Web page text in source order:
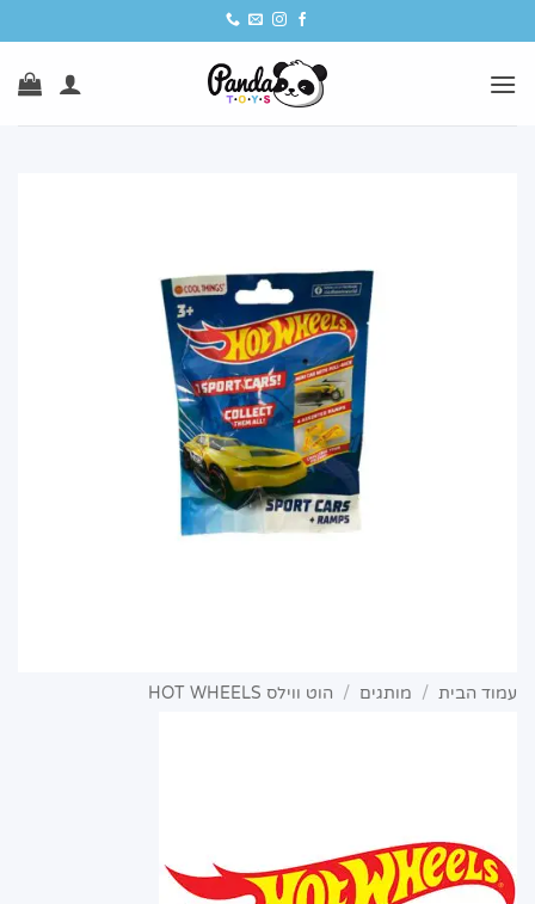
to
content
עמוד הבית / מותגים / הוט ווילס HOT WHEELS